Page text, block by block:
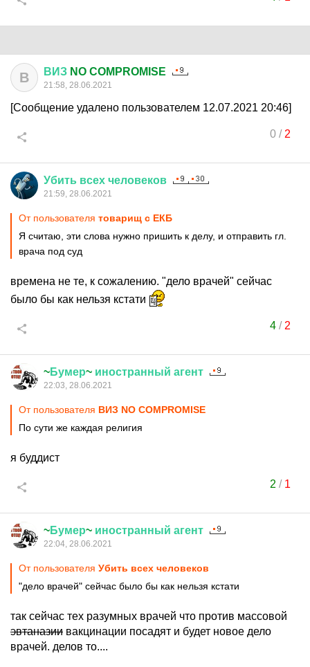
В ВИЗ NO COMPROMISE
21:58, 28.06.2021
[Сообщение удалено пользователем 12.07.2021 20:46]
0/ 2
Убить всех человеков
21:59, 28.06.2021
От пользователя товарищ с ЕКБ
Я считаю, эти слова нужно пришить к делу, и отправить гл.
врача под суд
времена не те, к сожалению. "дело врачей" сейчас
было бы как нельзя кстати
4/ 2
~Бумер~ иностранный агент
22:03, 28.06.2021
От пользователя ВИЗ NO COMPROMISE
По сути же каждая религия
я буддист
2 / 1
~Бумер~ иностранный агент
22:04, 28.06.2021
От пользователя Убить всех человеков
"дело врачей" сейчас было бы как нельзя кстати
так сейчас тех разумных врачей что против массовой
эвтаназии вакцинации посадят и будет новое дело
врачей. делов то....